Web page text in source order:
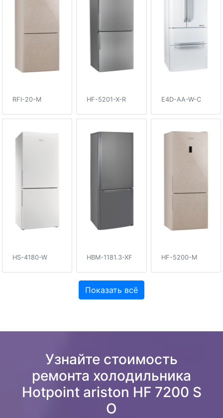
RFI-20-M HF-5201-X-R E4D-AA-W-C
HS-4180-W HBM-1181.3-XF HF-5200-M
Показать всё
Узнайте стоимость
ремонта холодильника
Hotpoint ariston HF 7200 S
O